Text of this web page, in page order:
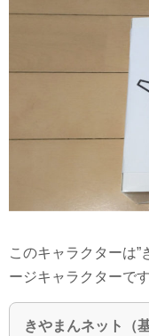
このキャラクターは”
ージキャラクターです
きやまんネット（